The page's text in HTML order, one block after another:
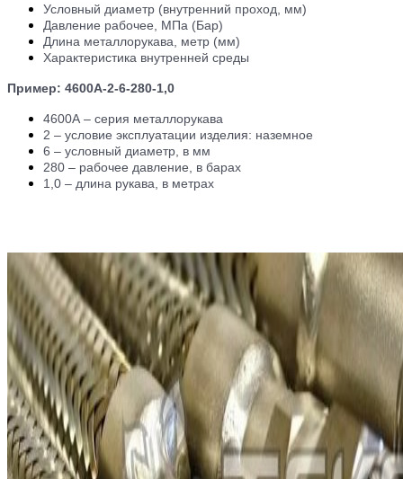
Условный диаметр (внутренний проход, мм)
Давление рабочее, МПа (Бар)
Длина металлорукава, метр (мм)
Характеристика внутренней среды
Пример: 4600А-2-6-280-1,0
4600А – серия металлорукава
2 – условие эксплуатации изделия: наземное
6 – условный диаметр, в мм
280 – рабочее давление, в барах
1,0 – длина рукава, в метрах